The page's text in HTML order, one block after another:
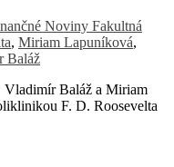
Noviny Fakultná
, Miriam Lapuníková,
Baláž
Baláž a Miriam
F. D. Roosevelta